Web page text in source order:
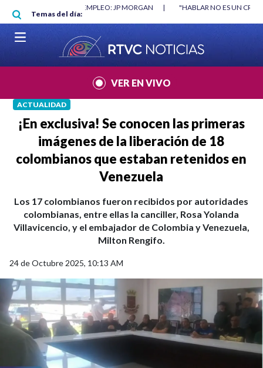
Pasar al contenido principal
Temas del día:
MÍNIMO NO DESTRUYÓ EMPLEO: JP MORGAN |
"HABLAR NO ES UN
MUNDIAL 2026
|
VER EN VIVO
ACTUALIDAD
¡En exclusiva! Se conocen las primeras
imágenes de la liberación de 18
colombianos que estaban retenidos en
Venezuela
Los 17 colombianos fueron recibidos por autoridades
colombianas, entre ellas la canciller, Rosa Yolanda
Villavicencio, y el embajador de Colombia y Venezuela,
Milton Rengifo.
24 de Octubre 2025, 10:13 AM